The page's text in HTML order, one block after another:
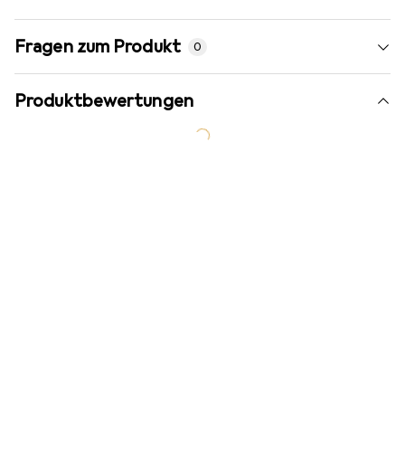
Fragen zum Produkt 0
Produktbewertungen